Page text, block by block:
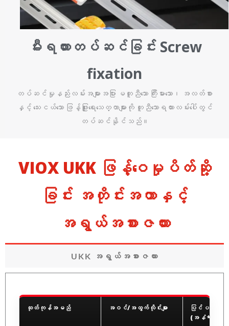
မီးရထားတပ်ဆင်ခြင်း Screw
fixation
တပ်ဆင်မှုနည်းလမ်းအများအပြား မတူညီသော ကြီးမားသော၊ အလတ်စား
နှင့် သေးငယ်သော ဖြန့်ဖြူးရေးသေတ္တာများကို တူညီသောရထားလမ်းပေါ်တွင်
တပ်ဆင်နိုင်သည်။
VIOX UKK ဖြန့်ဝေမှုပိတ်ဆို့
ခြင်း အတိုင်းအတာနှင့်
အရွယ်အစားဇယား
UKK အရွယ်အစားဇယား
ထုတ်ကုန်အမည် အဝင်/အထွက်လိုင်းများ
ပြင်ပအတိုင်းအ
(အနံ * အလျာ